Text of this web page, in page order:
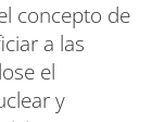
concepto de
a las
el
y